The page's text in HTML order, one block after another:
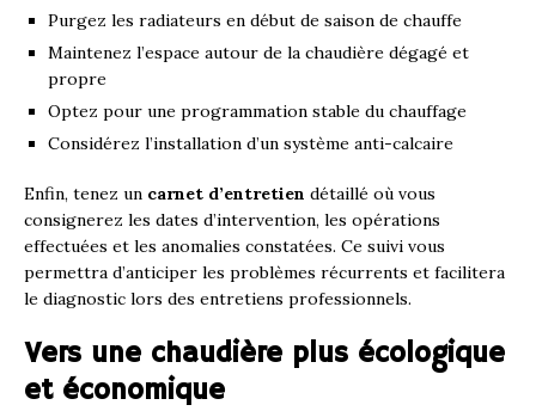
Purgez les radiateurs en début de saison de chauffe
Maintenez l’espace autour de la chaudière dégagé et
propre
Optez pour une programmation stable du chauffage
Considérez l’installation d’un système anti-calcaire
Enfin, tenez un carnet d’entretien détaillé où vous
consignerez les dates d’intervention, les opérations
effectuées et les anomalies constatées. Ce suivi vous
permettra d’anticiper les problèmes récurrents et facilitera
le diagnostic lors des entretiens professionnels.
Vers une chaudière plus écologique
et économique